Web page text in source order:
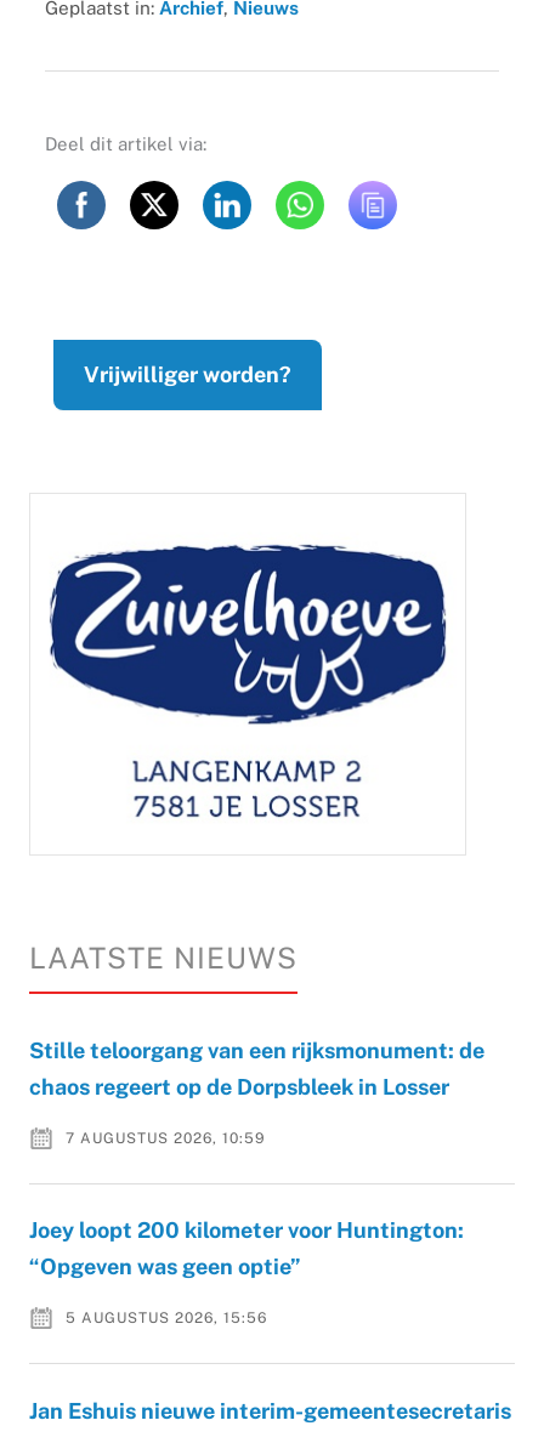
Geplaatst in: Archief, Nieuws
Deel dit artikel via:
Vrijwilliger worden?
LAATSTE NIEUWS
Stille teloorgang van een rijksmonument: de
chaos regeert op de Dorpsbleek in Losser
7 AUGUSTUS 2026, 10:59
Joey loopt 200 kilometer voor Huntington:
“Opgeven was geen optie”
5 AUGUSTUS 2026, 15:56
Jan Eshuis nieuwe interim-gemeentesecretaris